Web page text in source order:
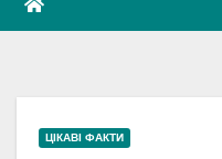
ЦІКАВІ ФАКТИ